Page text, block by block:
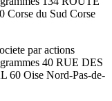
du Sud Corse
par actions
40 RUE DES
Oise Nord-Pas-de-